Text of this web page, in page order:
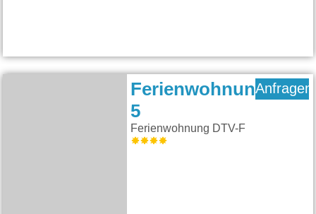
Ferienwohnung
5
Ferienwohnung DTV-F
Anfragen